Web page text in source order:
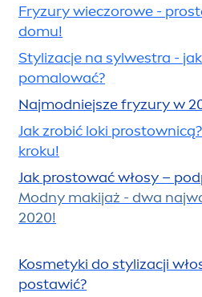
Fryzury wieczorowe -
domu!
Stylizacje na sylwestra -
pomalować?
Najmodniejsze fryzury w
Jak zrobić loki
kroku!
Jak prostować włosy –
Modny makijaż - dwa
2020!
Kosmetyki do stylizacji
postawić?